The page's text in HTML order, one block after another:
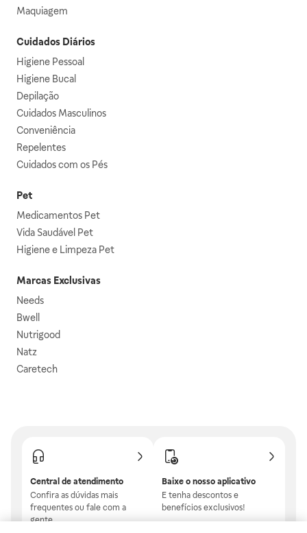
Maquiagem
Cuidados Diários
Higiene Pessoal
Higiene Bucal
Depilação
Cuidados Masculinos
Conveniência
Repelentes
Cuidados com os Pés
Pet
Medicamentos Pet
Vida Saudável Pet
Higiene e Limpeza Pet
Marcas Exclusivas
Needs
Bwell
Nutrigood
Natz
Caretech
Central de atendimento
Confira as dúvidas mais
frequentes ou fale com a
gente.
Baixe o nosso aplicativo
E tenha descontos e
benefícios exclusivos!